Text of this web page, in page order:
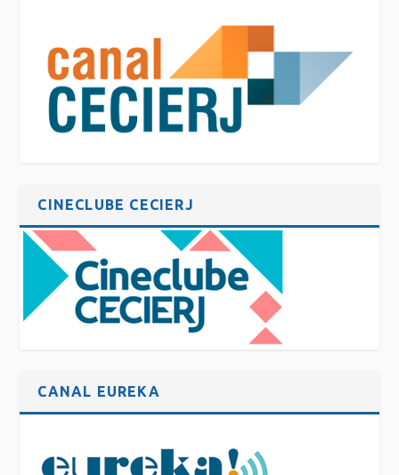
CINECLUBE CECIERJ
CANAL EUREKA